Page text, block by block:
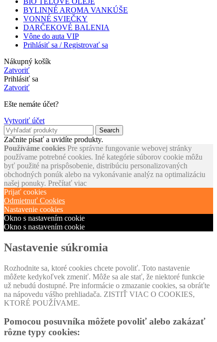
BYLINNÉ AROMA VANKÚŠE
VONNÉ SVIEČKY
DARČEKOVÉ BALENIA
Vône do auta VIP
Prihlásiť sa / Registrovať sa
Nákupný košík
Zatvoriť
Prihlásiť sa
Zatvoriť
Ešte nemáte účet?
Vytvoriť účet
Search
Začnite písať a uvidíte produkty.
Používáme cookies Pre správne fungovanie webovej stránky
používame potrebné cookies. Iné kategórie súborov cookie môžu
byť použité na prispôsobenie, distribúciu personalizovaných
obchodných ponúk alebo na vykonávanie analýz na optimalizáciu
našej ponuky. Prečítať viac
Prijať cookies
Odmietnuť Cookies
Nastavenie cookies
Okno s nastavením cookie
Okno s nastavením cookie
Nastavenie súkromia
Rozhodnite sa, ktoré cookies chcete povoliť. Toto nastavenie
môžete kedykoľvek zmeniť. Môže sa ale stať, že niektoré funkcie
už nebudú dostupné. Pre informácie o zmazanie cookies, sa obráťte
na nápovedu vášho prehliadača. ZISTIŤ VIAC O COOKIES,
KTORÉ POUŽÍVAME.
Pomocou posuvníka môžete povoliť alebo zakázať
rôzne typy cookies: